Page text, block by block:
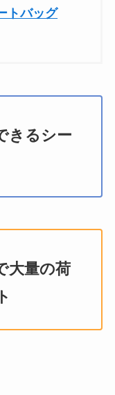
トバッグ
きるシー
大量の荷